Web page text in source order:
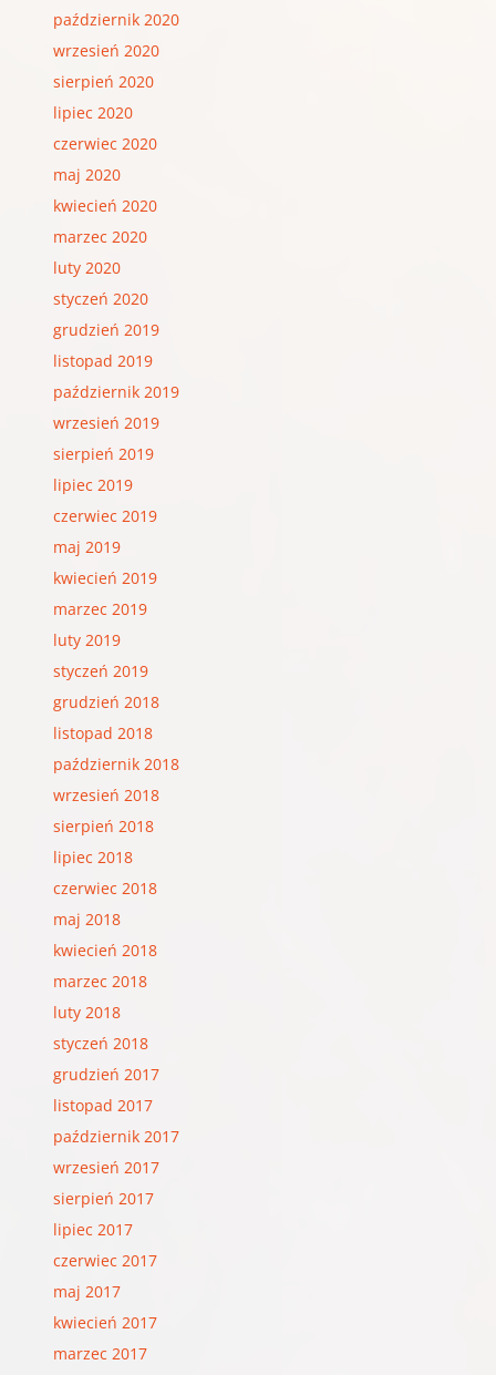
październik 2020
wrzesień 2020
sierpień 2020
lipiec 2020
czerwiec 2020
maj 2020
kwiecień 2020
marzec 2020
luty 2020
styczeń 2020
grudzień 2019
listopad 2019
październik 2019
wrzesień 2019
sierpień 2019
lipiec 2019
czerwiec 2019
maj 2019
kwiecień 2019
marzec 2019
luty 2019
styczeń 2019
grudzień 2018
listopad 2018
październik 2018
wrzesień 2018
sierpień 2018
lipiec 2018
czerwiec 2018
maj 2018
kwiecień 2018
marzec 2018
luty 2018
styczeń 2018
grudzień 2017
listopad 2017
październik 2017
wrzesień 2017
sierpień 2017
lipiec 2017
czerwiec 2017
maj 2017
kwiecień 2017
marzec 2017